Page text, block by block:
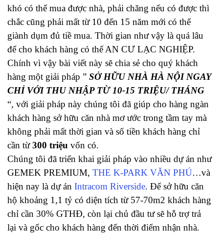
khó có thể mua được nhà, phải chăng nếu có được thì
chắc cũng phải mất từ 10 đến 15 năm mới có thể
giành dụm đủ tiề mua. Thời gian như vậy là quá lâu
để cho khách hàng có thể AN CƯ LẠC NGHIỆP.
Chính vì vậy bài viết này sẽ chia sẻ cho quý khách
hàng một giải pháp ” SỞ HỮU NHÀ HÀ NỘI NGAY
CHỈ VỚI THU NHẬP TỪ 10-15 TRIỆU/ THÁNG
“, với giải pháp này chúng tôi đã giúp cho hàng ngàn
khách hàng sở hữu căn nhà mơ ước trong tầm tay mà
không phải mất thời gian và số tiền khách hàng chỉ
cần từ300 triệu vốn có.
Chúng tôi đã triển khai giải pháp vào nhiều dự án như
GEMEK PREMIUM, THE K-PARK VĂN PHÚ…và
hiện nay là dự án Intracom Riverside. Để sở hữu căn
hộ khoảng 1,1 tỷ có diện tích từ 57-70m2 khách hàng
chỉ cần 30% GTHĐ, còn lại chủ đầu tư sẽ hỗ trợ trả
lại và gốc cho khách hàng đến thời điểm nhận nhà.